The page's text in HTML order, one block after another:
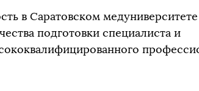
в Саратовском медуниверситете
подготовки специалиста и